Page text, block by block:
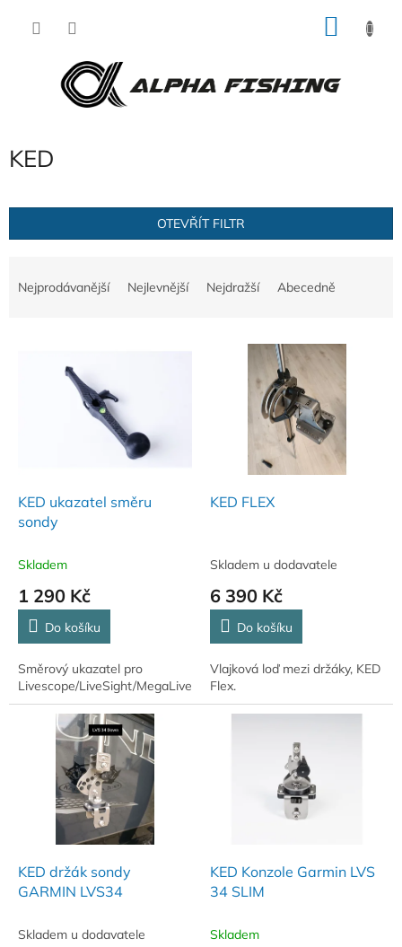
KED
OTEVŘÍT FILTR
Nejprodávanější Nejlevnější Nejdražší Abecedně
KED ukazatel směru
sondy
Skladem
1 290 Kč
Do košíku
Směrový ukazatel pro
Livescope/LiveSight/MegaLive
KED FLEX
Skladem u dodavatele
6 390 Kč
Do košíku
Vlajková loď mezi držáky, KED
Flex.
KED držák sondy
GARMIN LVS34
Skladem u dodavatele
KED Konzole Garmin LVS
34 SLIM
Skladem